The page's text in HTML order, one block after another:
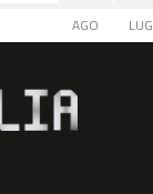
AGO
LUG